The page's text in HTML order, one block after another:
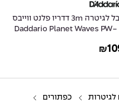
כבל לגיטרה 3m דדריו פלנט ווייבס
- Daddario Planet Waves PW-
₪
לגיטרות כפתורים